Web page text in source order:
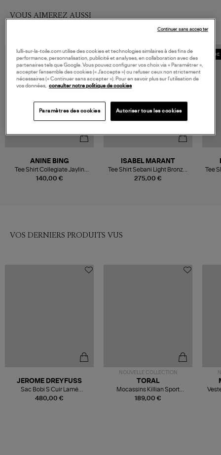
VOUS AIMEREZ AUSSI
140,00 €
ANINE BING
Tee Shirt Collegiate Jaylin
Cream
MADE IN EUROPE
275,00 €
ISABEL MARANT
Tee Shirt Sebani Light Bronze,
Vestiaire
Tee
VOS DERNIERS PRODUITS VUS
480,00 €
JEROME DREYFUSS
Sac Bobi S Cuir Lamé
Champagne
NOUVELLE COLLECTION
189,00 €
TORAL
Mocassins Killian Sport
Mousse
lulli-sur-la-toile.com utilise des cookies et technologies similaires à des fins de
performance, personnalisation, publicité et analyses, en collaboration avec des
partenaires tels que Google. Vous pouvez configurer vos choix via « Paramétrer »,
accepter l’ensemble des cookies (« J’accepte ») ou refuser ceux non strictement
nécessaires (« Continuer sans accepter »). Pour en savoir plus sur l’utilisation de
vos données, consulter notre politique de cookies
Paramètres des cookies Autoriser tous les cookies
Continuer sans accepter